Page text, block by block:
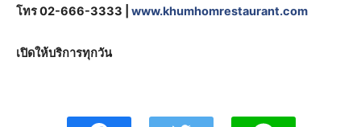
โทร 02-666-3333 | www.khumhomrestaurant.com
เปิดให้บริการทุกวัน